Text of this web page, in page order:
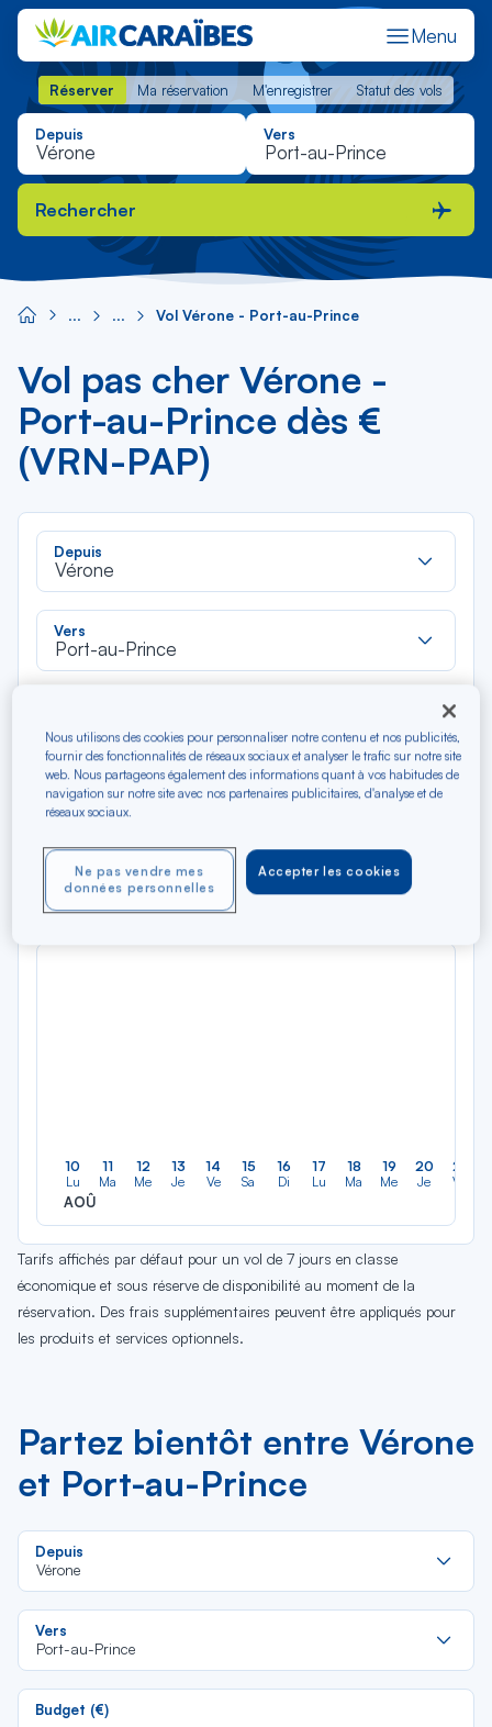
Menu
Réserver Ma réservation M'enregistrer Statut des vols
Réserver Ma réservation M'enregistrer Statut des vols
Depuis Vers
Rechercher
Vol Vérone - Port-au-Prince
Vol pas cher Vérone -
Port-au-Prince dès €
(VRN-PAP)
Depuis
Vérone
Vers
Port-au-Prince
Aller-Retour Aller simple
Filtrer Vider
Précédent
AOÛ 2026
N/A*
Aller / Retour — Économique
10
Lu
AOÛ
11
Ma
12
Me
13
Je
14
Ve
15
Sa
16
Di
17
Lu
18
Ma
19
Me
20
Je
21
Ve
Tarifs affichés par défaut pour un vol de 7 jours en classe
économique et sous réserve de disponibilité au moment de la
réservation. Des frais supplémentaires peuvent être appliqués pour
les produits et services optionnels.
Partez bientôt entre Vérone
et Port-au-Prince
Depuis
Vérone
Vers
Port-au-Prince
Budget (€)
Nous utilisons des cookies pour personnaliser notre contenu et nos publicités,
fournir des fonctionnalités de réseaux sociaux et analyser le trafic sur notre site
web. Nous partageons également des informations quant à vos habitudes de
navigation sur notre site avec nos partenaires publicitaires, d'analyse et de
réseaux sociaux.
Accepter les cookies
Ne pas vendre mes
données personnelles